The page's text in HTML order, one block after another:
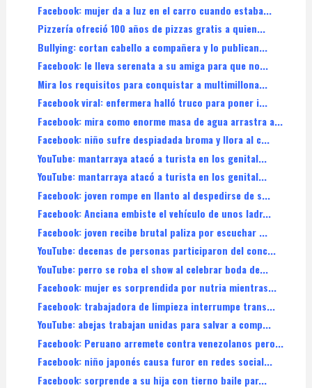
Facebook: mujer da a luz en el carro cuando estaba...
Pizzería ofreció 100 años de pizzas gratis a quien...
Bullying: cortan cabello a compañera y lo publican...
Facebook: le lleva serenata a su amiga para que no...
Mira los requisitos para conquistar a multimillona...
Facebook viral: enfermera halló truco para poner i...
Facebook: mira como enorme masa de agua arrastra a...
Facebook: niño sufre despiadada broma y llora al c...
YouTube: mantarraya atacó a turista en los genital...
YouTube: mantarraya atacó a turista en los genital...
Facebook: joven rompe en llanto al despedirse de s...
Facebook: Anciana embiste el vehículo de unos ladr...
Facebook: joven recibe brutal paliza por escuchar ...
YouTube: decenas de personas participaron del conc...
YouTube: perro se roba el show al celebrar boda de...
Facebook: mujer es sorprendida por nutria mientras...
Facebook: trabajadora de limpieza interrumpe trans...
YouTube: abejas trabajan unidas para salvar a comp...
Facebook: Peruano arremete contra venezolanos pero...
Facebook: niño japonés causa furor en redes social...
Facebook: sorprende a su hija con tierno baile par...